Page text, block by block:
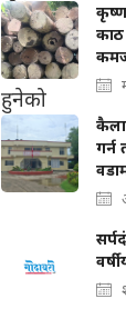
काठ
गर्न